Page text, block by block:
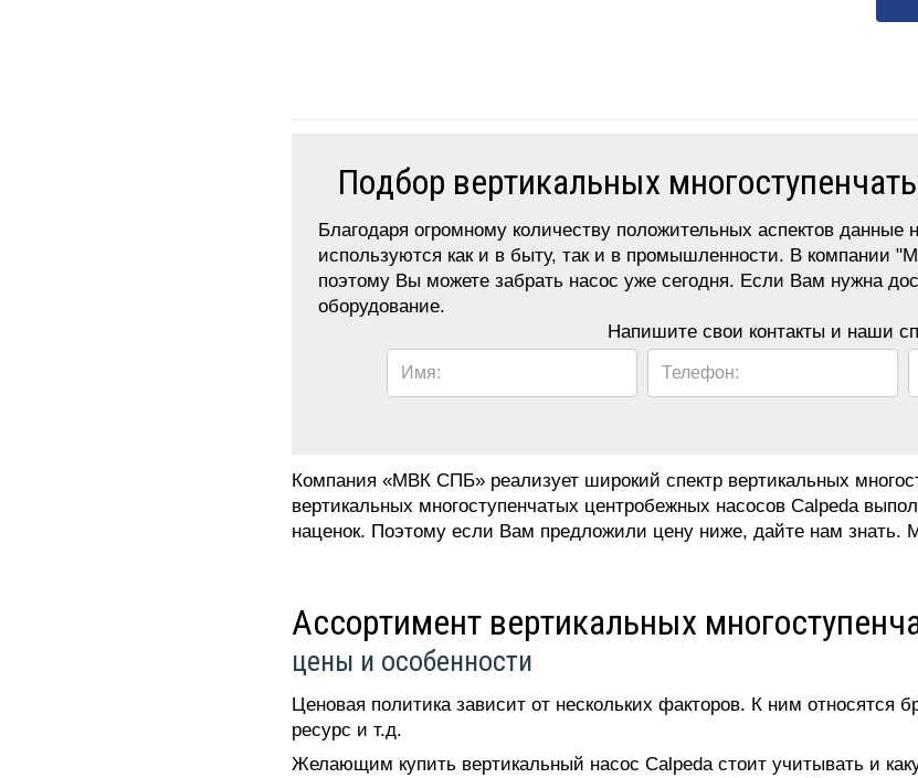
Подбор вертикальных
Благодаря огромному количеству положительных аспектов
используются как и в быту, так и в промышленности. В компании
поэтому Вы можете забрать насос уже сегодня. Если Вам нужна
оборудование.
Напишите свои контакты и наши
Имя: Телефон:
Компания «МВК СПБ» реализует широкий спектр вертикальных
вертикальных многоступенчатых центробежных насосов Calpeda
наценок. Поэтому если Вам предложили цену ниже, дайте нам знать.
Ассортимент вертикальных
цены и особенности
Ценовая политика зависит от нескольких факторов. К ним относятся
ресурс и т.д.
Желающим купить вертикальный насос Calpeda стоит учитывать и